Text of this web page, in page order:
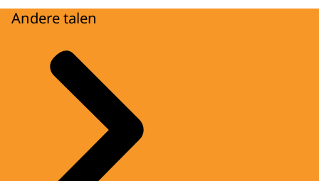
Andere talen